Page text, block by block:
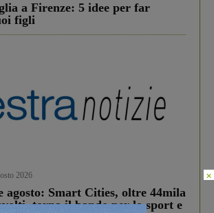
a Firenze: 5 idee per far
figli
2026
agosto: Smart Cities, oltre 44mila
torna il bando per lo sport e
×